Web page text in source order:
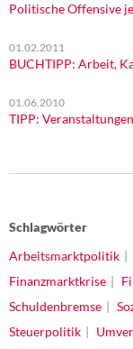
Politische Offensive
01.02.2011
BUCHTIPP: Arbeit,
01.06.2010
TIPP:
Schlagwörter
Arbeitsmarktpolitik
Finanzmarktkrise
Schuldenbremse
Steuerpolitik